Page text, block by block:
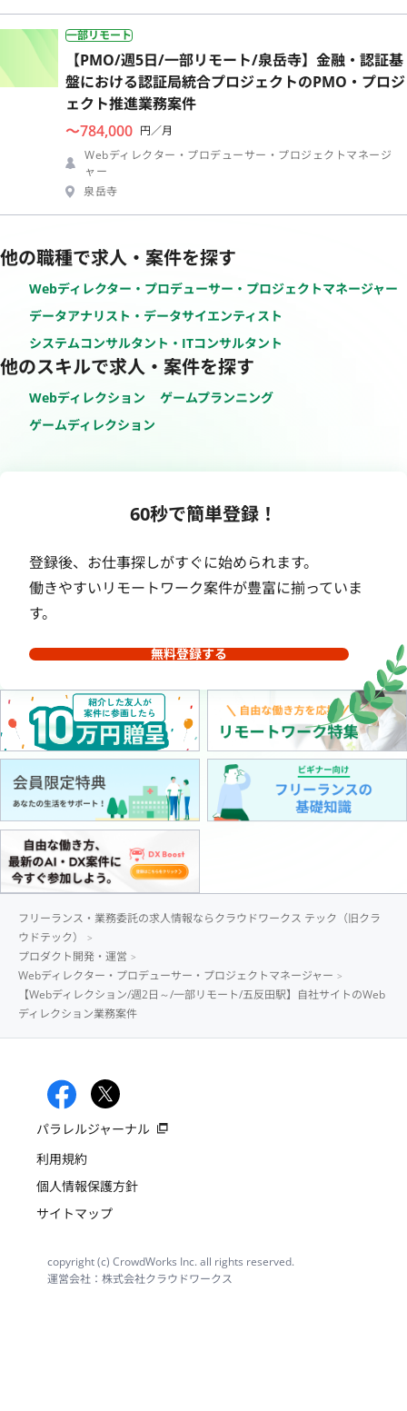
一部リモート
【PMO/週5日/一部リモート/泉岳寺】金融・認証基
盤における認証局統合プロジェクトのPMO・プロジ
ェクト推進業務案件
〜784,000 円／月
Webディレクター・プロデューサー・プロジェクトマネージ
ャー
泉岳寺
他の職種で求人・案件を探す
Webディレクター・プロデューサー・プロジェクトマネージャー
データアナリスト・データサイエンティスト
システムコンサルタント・ITコンサルタント
他のスキルで求人・案件を探す
Webディレクション
ゲームプランニング
ゲームディレクション
60秒で簡単登録！
登録後、お仕事探しがすぐに始められます。
働きやすいリモートワーク案件が豊富に揃っていま
す。
無料登録する
フリーランス・業務委託の求人情報ならクラウドワークス テック（旧クラ
ウドテック）
プロダクト開発・運営
Webディレクター・プロデューサー・プロジェクトマネージャー
【Webディレクション/週2日～/一部リモート/五反田駅】自社サイトのWeb
ディレクション業務案件
パラレルジャーナル
利用規約
個人情報保護方針
サイトマップ
copyright (c) CrowdWorks Inc. all rights reserved.
運営会社：株式会社クラウドワークス